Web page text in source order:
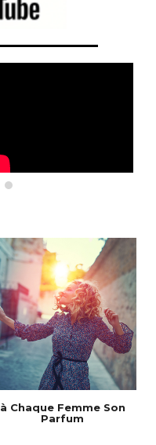
à Chaque Femme Son
Parfum